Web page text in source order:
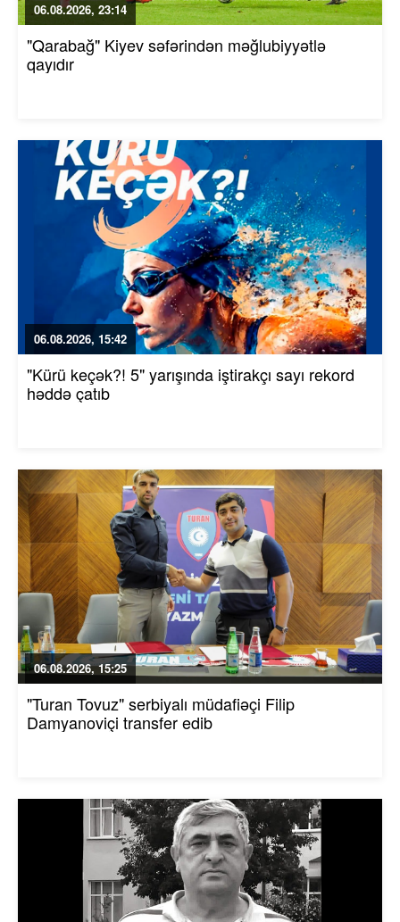
06.08.2026, 23:14
"Qarabağ" Kiyev səfərindən məğlubiyyətlə
qayıdır
06.08.2026, 15:42
"Kürü keçək?! 5" yarışında iştirakçı sayı rekord
həddə çatıb
06.08.2026, 15:25
"Turan Tovuz" serbiyalı müdafiəçi Filip
Damyanoviçi transfer edib